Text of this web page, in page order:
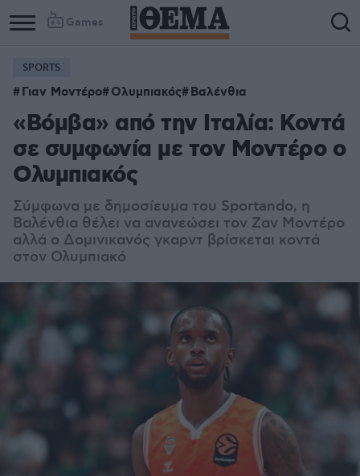
Games
SPORTS
Γιαν Μοντέρο Ολυμπιακός Βαλένθια
«Βόμβα» από την Ιταλία: Κοντά
σε συμφωνία με τον Μοντέρο ο
Ολυμπιακός
Σύμφωνα με δημοσίευμα του Sportando, η
Βαλένθια θέλει να ανανεώσει τον Ζαν Μοντέρο
αλλά ο Δομινικανός γκαρντ βρίσκεται κοντά
στον Ολυμπιακό